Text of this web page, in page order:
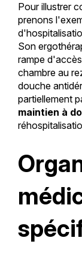
Pour illustrer
prenons
Son
rampe
chambre au
douche
partiellement
maintien à